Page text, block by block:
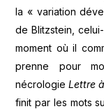
la « variation
de Blitzstein,
moment où il
prenne pour
nécrologieLettre
finit par les mots